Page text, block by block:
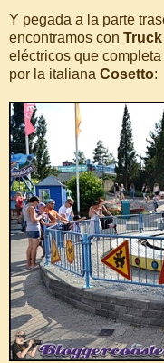
Y pegada a la parte
encontramos con
eléctricos que
por la italiana Cosetto: